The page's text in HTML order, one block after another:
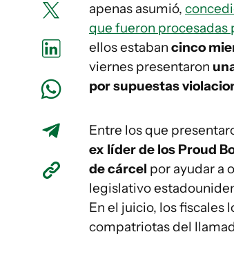
apenas asumió,
que fueron
ellos estaban cinco
viernes presentaron
por supuestas
Entre los que
ex líder de los Proud
de cárcel por ayudar a
legislativo
En el juicio, los fiscales
compatriotas del